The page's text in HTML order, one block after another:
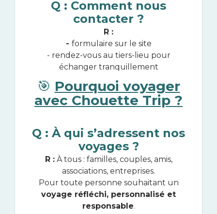
Q : Comment nous
contacter ?
R :
- formulaire sur le site
- rendez-vous au tiers-lieu pour
échanger tranquillement
🎯 Pourquoi voyager
avec Chouette Trip ?
Q : À qui s’adressent nos
voyages ?
R :À tous : familles, couples, amis,
associations, entreprises.
Pour toute personne souhaitant un
voyage réfléchi, personnalisé et
responsable.